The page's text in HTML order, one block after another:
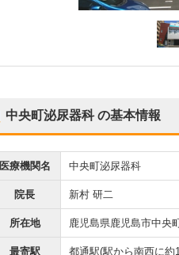
中央町泌尿器科の基本情報
医療機関名 中央町泌尿器科
院長 新村 研二
所在地 鹿児島県鹿児島市中央
最寄駅 都通駅(駅から南西に約